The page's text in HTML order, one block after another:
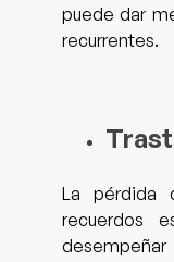
puede dar
recurrentes.
La pérdida
recuerdos